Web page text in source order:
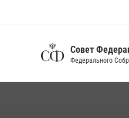
Совет Федерации
Федерального Собрания РФ